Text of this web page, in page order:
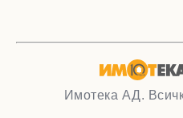
Имотека АД.